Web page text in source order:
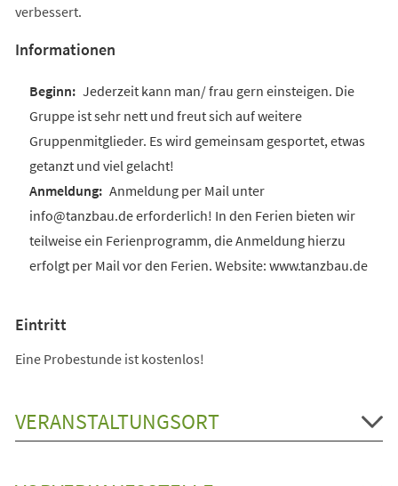
verbessert.
Informationen
Jederzeit kann man/ frau gern einsteigen. Die
Gruppe ist sehr nett und freut sich auf weitere
Gruppenmitglieder. Es wird gemeinsam gesportet, etwas
getanzt und viel gelacht!
Anmeldung per Mail unter
info@tanzbau.de erforderlich! In den Ferien bieten wir
teilweise ein Ferienprogramm, die Anmeldung hierzu
erfolgt per Mail vor den Ferien. Website: www.tanzbau.de
Eintritt
Eine Probestunde ist kostenlos!
VERANSTALTUNGSORT